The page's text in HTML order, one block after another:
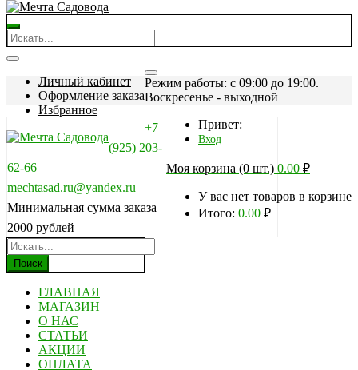
Личный кабинет
Оформление заказа
Избранное
Режим работы: c 09:00 до 19:00.
Воскресенье - выходной
Привет:
Вход
Моя корзина (0 шт.) 0.00 ₽
У вас нет товаров в корзине
Итого: 0.00 ₽
+7
(925) 203-
62-66
mechtasad.ru@yandex.ru
Минимальная сумма заказа
2000 рублей
Поиск
ГЛАВНАЯ
МАГАЗИН
О НАС
СТАТЬИ
АКЦИИ
ОПЛАТА